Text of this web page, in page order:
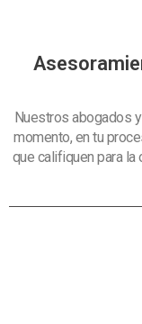
Nuestros abogados
momento, en tu
que califiquen para la